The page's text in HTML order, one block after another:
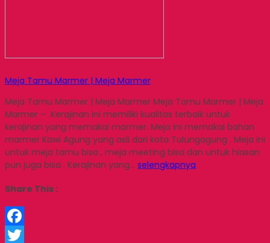
Meja Tamu Marmer | Meja Marmer
Meja Tamu Marmer | Meja Marmer Meja Tamu Marmer | Meja
Marmer – Kerajinan ini memiliki kualitas terbaik untuk
kerajinan yang memakai marmer. Meja ini memakai bahan
marmer Kawi Agung yang asli dari kota Tulungagung . Meja ini
untuk meja tamu bisa , meja meeting bisa dan untuk hiasan
pun juga bisa . Kerajinan yang… selengkapnya
Share This :
Facebook